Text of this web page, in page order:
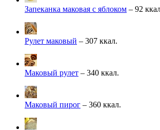
Запеканка маковая с яблоком – 92
Рулет маковый – 307 ккал.
Маковый рулет – 340 ккал.
Маковый пирог – 360 ккал.